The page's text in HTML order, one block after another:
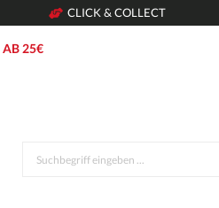
CLICK & COLLECT
AB 25€